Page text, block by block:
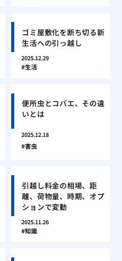
ゴミ屋敷化を断ち切る新
生活への引っ越し
2025.12.29
生活
便所虫とコバエ、その違
いとは
2025.12.18
害虫
引越し料金の相場、距
離、荷物量、時期、オプ
ションで変動
2025.11.26
知識